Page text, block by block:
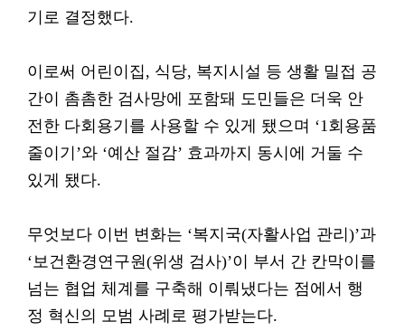
기로 결정했다.
이로써 어린이집, 식당, 복지시설 등 생활 밀접 공
간이 촘촘한 검사망에 포함돼 도민들은 더욱 안
전한 다회용기를 사용할 수 있게 됐으며 ‘1회용품
줄이기’와 ‘예산 절감’ 효과까지 동시에 거둘 수
있게 됐다.
무엇보다 이번 변화는 ‘복지국(자활사업 관리)’과
‘보건환경연구원(위생 검사)’이 부서 간 칸막이를
넘는 협업 체계를 구축해 이뤄냈다는 점에서 행
정 혁신의 모범 사례로 평가받는다.